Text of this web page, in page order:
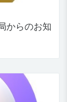
からのお知